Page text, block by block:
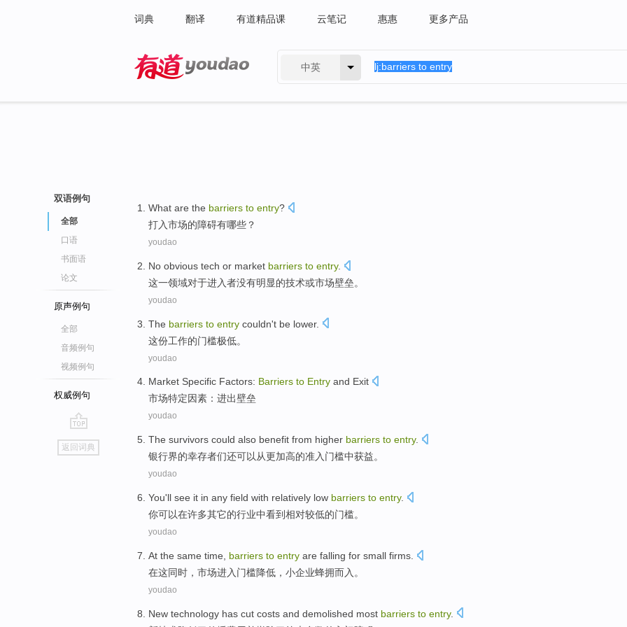
词典 翻译 有道精品课 云笔记 惠惠 更多产品
中英
双语例句
全部
口语
书面语
论文
原声例句
全部
音频例句
视频例句
权威例句
go
top
返回词典
What are the barriers to entry?
打入市场的障碍有哪些 ？
youdao
No obvious tech or market barriers to entry.
这一领域对于进入者没有明显的技术或市场壁垒。
youdao
The barriers to entry couldn't be lower.
这份工作的门槛极低。
youdao
Market Specific Factors: Barriers to Entry and Exit
市场特定因素 ：进出壁垒
youdao
The survivors could also benefit from higher barriers to entry.
银行界的幸存者们还可以 从更加高的准入 门槛中获益。
youdao
You'll see it in any field with relatively low barriers to entry.
你可以在许多其它的行业中看到相对较低的门槛。
youdao
At the same time barriers to entry are falling for small firms
在这同时 ，市场进入 门槛降低 ，小企业蜂拥而入。
youdao
New technology has cut costs and demolished most barriers to entry.